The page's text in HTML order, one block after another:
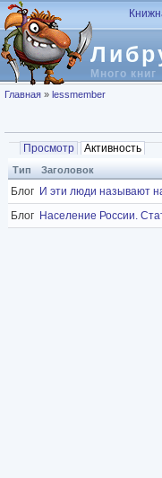
Перейти к основному
Много книг
Вы здесь
Главная » lessmember
Главные вкладки
Просмотр Активность
Тип Заголовок
Блог И эти люди называют
Блог Население России.